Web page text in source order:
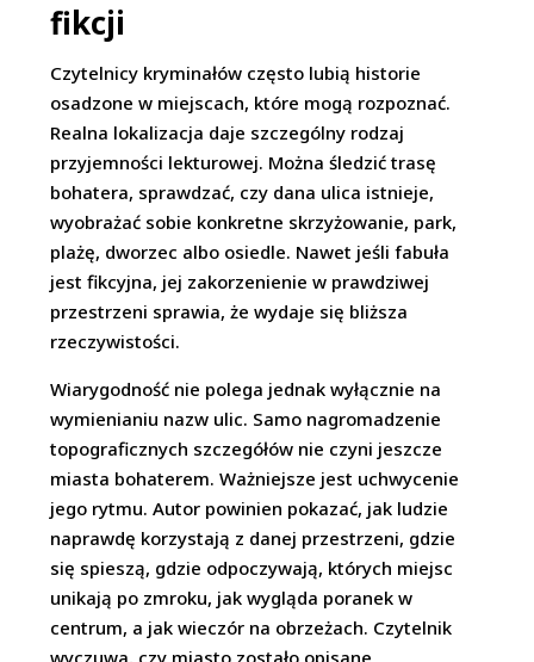
fikcji
Czytelnicy kryminałów często lubią historie
osadzone w miejscach, które mogą rozpoznać.
Realna lokalizacja daje szczególny rodzaj
przyjemności lekturowej. Można śledzić trasę
bohatera, sprawdzać, czy dana ulica istnieje,
wyobrażać sobie konkretne skrzyżowanie, park,
plażę, dworzec albo osiedle. Nawet jeśli fabuła
jest fikcyjna, jej zakorzenienie w prawdziwej
przestrzeni sprawia, że wydaje się bliższa
rzeczywistości.
Wiarygodność nie polega jednak wyłącznie na
wymienianiu nazw ulic. Samo nagromadzenie
topograficznych szczegółów nie czyni jeszcze
miasta bohaterem. Ważniejsze jest uchwycenie
jego rytmu. Autor powinien pokazać, jak ludzie
naprawdę korzystają z danej przestrzeni, gdzie
się spieszą, gdzie odpoczywają, których miejsc
unikają po zmroku, jak wygląda poranek w
centrum, a jak wieczór na obrzeżach. Czytelnik
wyczuwa, czy miasto zostało opisane